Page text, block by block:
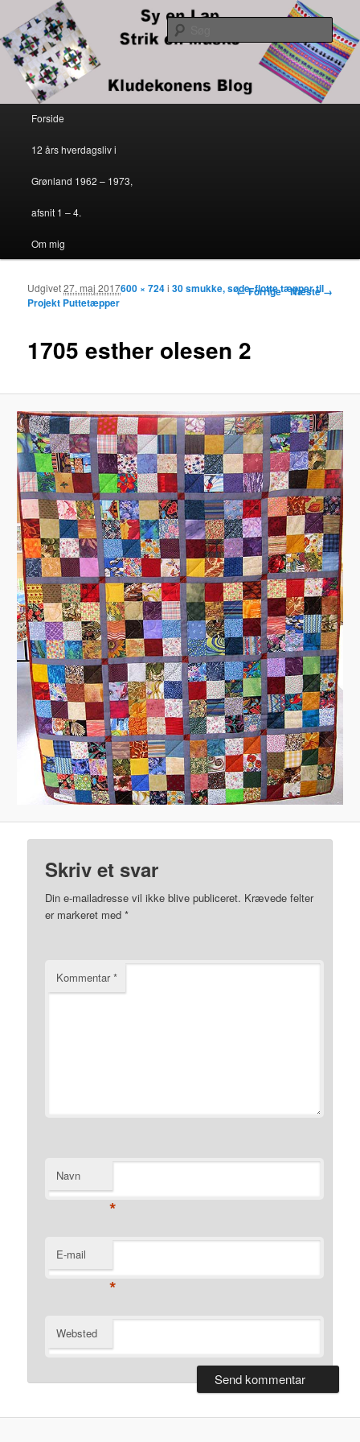
Sy en lap – strik en maske
Kludekonens blog
Søg
Fortsæt til primært indhold
Fortsæt til sekundært indhold
Forside
12 års hverdagsliv i
Grønland 1962 – 1973,
afsnit 1 – 4.
Om mig
Billednavigation
← Forrige Næste →
1705 esther olesen 2
Udgivet27. maj 2017600 × 724i30 smukke, søde, flotte tæpper til
Projekt Puttetæpper
Skriv et svar
Din e-mailadresse vil ikke blive publiceret. Krævede felter
er markeret med*
Kommentar*
Navn
*
E-mail
*
Websted